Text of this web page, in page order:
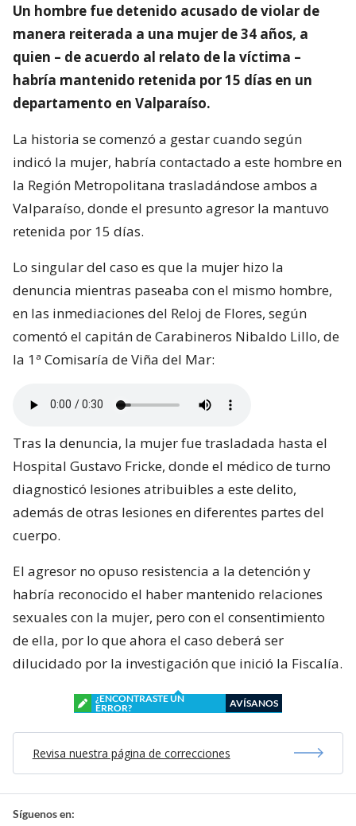
Un hombre fue detenido acusado de violar de
manera reiterada a una mujer de 34 años, a
quien – de acuerdo al relato de la víctima –
habría mantenido retenida por 15 días en un
departamento en Valparaíso.
La historia se comenzó a gestar cuando según
indicó la mujer, habría contactado a este hombre en
la Región Metropolitana trasladándose ambos a
Valparaíso, donde el presunto agresor la mantuvo
retenida por 15 días.
Lo singular del caso es que la mujer hizo la
denuncia mientras paseaba con el mismo hombre,
en las inmediaciones del Reloj de Flores, según
comentó el capitán de Carabineros Nibaldo Lillo, de
la 1ª Comisaría de Viña del Mar:
Tras la denuncia, la mujer fue trasladada hasta el
Hospital Gustavo Fricke, donde el médico de turno
diagnosticó lesiones atribuibles a este delito,
además de otras lesiones en diferentes partes del
cuerpo.
El agresor no opuso resistencia a la detención y
habría reconocido el haber mantenido relaciones
sexuales con la mujer, pero con el consentimiento
de ella, por lo que ahora el caso deberá ser
dilucidado por la investigación que inició la Fiscalía.
¿ENCONTRASTE UN
ERROR?
AVÍSANOS
Revisa nuestra página de correcciones
Síguenos en: